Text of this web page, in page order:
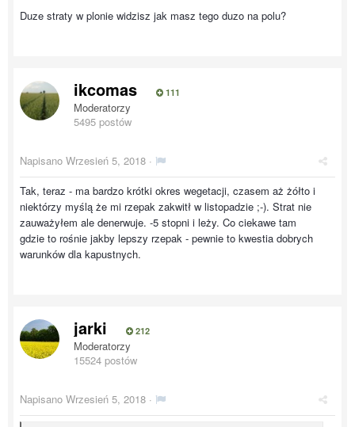
Duze straty w plonie widzisz jak masz tego duzo na polu?
ikcomas 111
Moderatorzy
5495 postów
Napisano Wrzesień 5, 2018 ·
Tak, teraz - ma bardzo krótki okres wegetacji, czasem aż żółto i
niektórzy myślą że mi rzepak zakwitł w listopadzie ;-). Strat nie
zauważyłem ale denerwuje. -5 stopni i leży. Co ciekawe tam
gdzie to rośnie jakby lepszy rzepak - pewnie to kwestia dobrych
warunków dla kapustnych.
jarki 212
Moderatorzy
15524 postów
Napisano Wrzesień 5, 2018 ·